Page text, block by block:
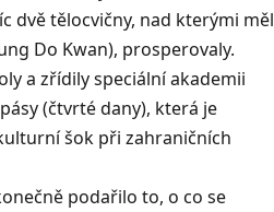
dvě tělocvičny, nad kterými měl
Do Kwan), prosperovaly.
a zřídily speciální akademii
(čtvrté dany), která je
šok při zahraničních
podařilo to, o co se